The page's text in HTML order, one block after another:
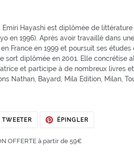
Emiri Hayashi est diplômée de
en 1996). Après avoir travaillé dans
France en 1999 et poursuit ses études
sort diplômée en 2001. Elle concrétise
et participe à de nombreux livres
Nathan, Bayard, Mila Edition, Milan,
TWEETER TWEETERÉPINGLER
OFFERTE à partir de 59€